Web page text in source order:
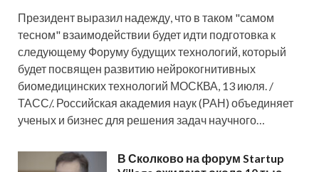
Президент выразил надежду, что в таком "самом
тесном" взаимодействии будет идти подготовка к
следующему Форуму будущих технологий, который
будет посвящен развитию нейрокогнитивных
биомедицинских технологий МОСКВА, 13 июля. /
ТАСС/. Российская академия наук (РАН) объединяет
ученых и бизнес для решения задач научного…
В Сколково на форум Startup